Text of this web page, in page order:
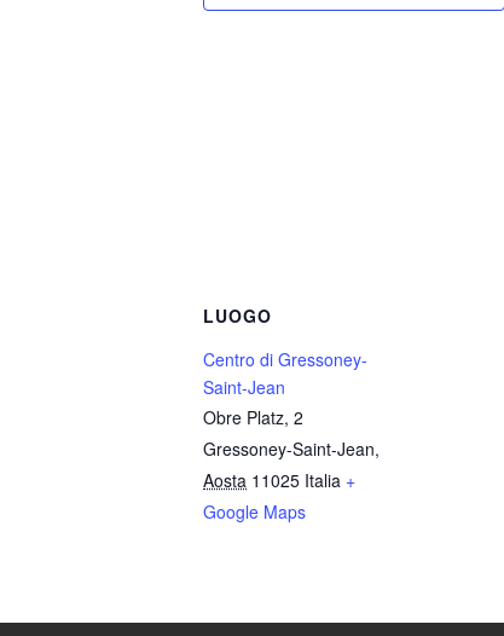
LUOGO
Centro di Gressoney-
Saint-Jean
Obre Platz, 2
Gressoney-Saint-Jean,
Aosta 11025 Italia +
Google Maps